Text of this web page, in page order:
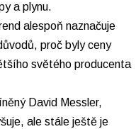
a plynu.
alespoň naznačuje
proč byly ceny
světého producenta
David Messler,
ale stále ještě je